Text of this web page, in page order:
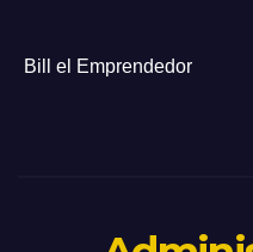
Bill el Emprendedor